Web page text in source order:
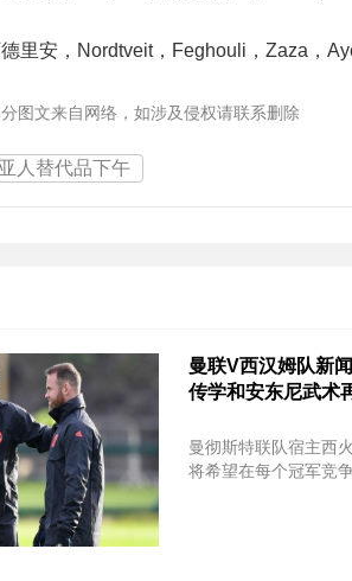
里安，Nordtveit，Feghouli，Zaza，
图文来自网络，如涉及侵权请联系删除
人替代品下午
曼联V西汉姆队新
传学和安东尼武术
曼彻斯特联队宿主西
将希望在每个冠军竞